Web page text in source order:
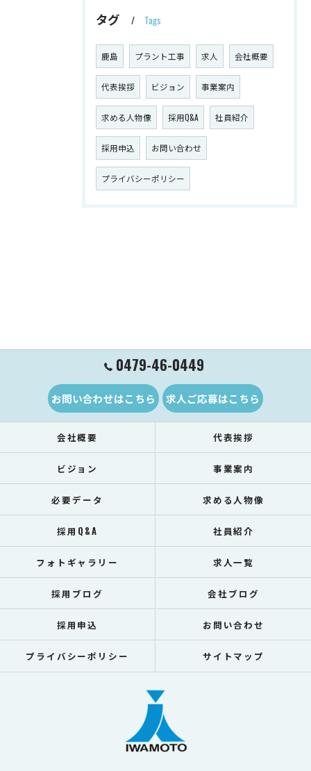
タグ Tags
鹿島 プラント工事 求人 会社概要
代表挨拶 ビジョン 事業案内
求める人物像 採用Q&A 社員紹介
採用申込 お問い合わせ
プライバシーポリシー
0479-46-0449
お問い合わせはこちら 求人ご応募はこちら
会社概要 代表挨拶
ビジョン 事業案内
必要データ 求める人物像
採用Q&A 社員紹介
フォトギャラリー 求人一覧
採用ブログ 会社ブログ
採用申込 お問い合わせ
プライバシーポリシー サイトマップ